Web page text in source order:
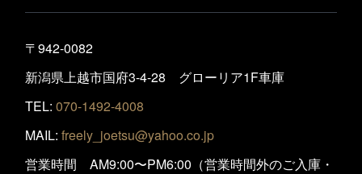
〒942-0082
新潟県上越市国府3-4-28 グローリア1F車庫
TEL: 070-1492-4008
MAIL: freely_joetsu@yahoo.co.jp
営業時間 AM9:00〜PM6:00（営業時間外のご入庫・